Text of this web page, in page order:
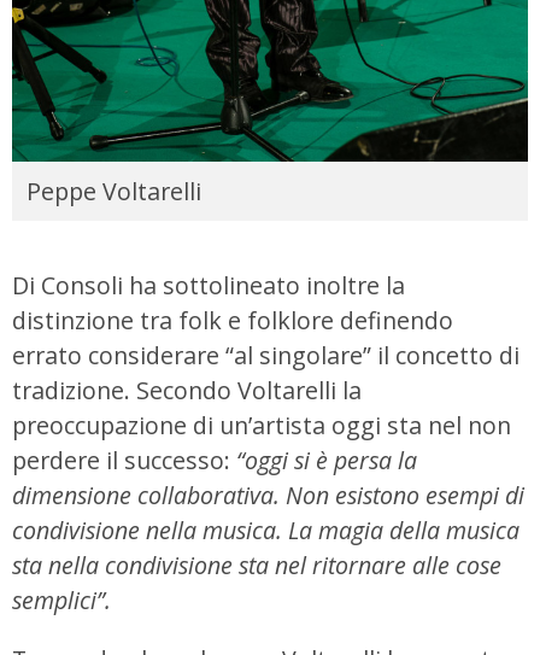
Peppe Voltarelli
Di Consoli ha sottolineato inoltre la
distinzione tra folk e folklore definendo
errato considerare “al singolare” il concetto di
tradizione. Secondo Voltarelli la
preoccupazione di un’artista oggi sta nel non
perdere il successo: “oggi si è persa la
dimensione collaborativa. Non esistono esempi di
condivisione nella musica. La magia della musica
sta nella condivisione sta nel ritornare alle cose
semplici”.